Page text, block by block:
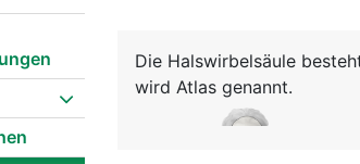
Die Halswirbelsäule
wird Atlas genannt.